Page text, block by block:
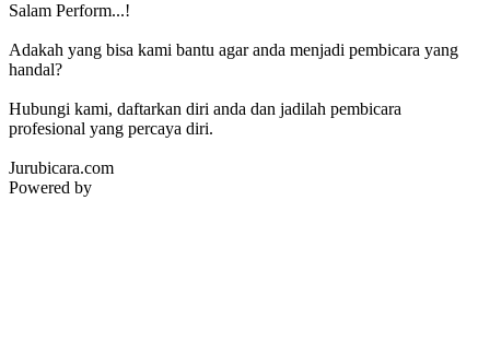
Salam Perform...!
Adakah yang bisa kami bantu agar anda menjadi pembicara yang
handal?
Hubungi kami, daftarkan diri anda dan jadilah pembicara
profesional yang percaya diri.
Jurubicara.com
Powered by